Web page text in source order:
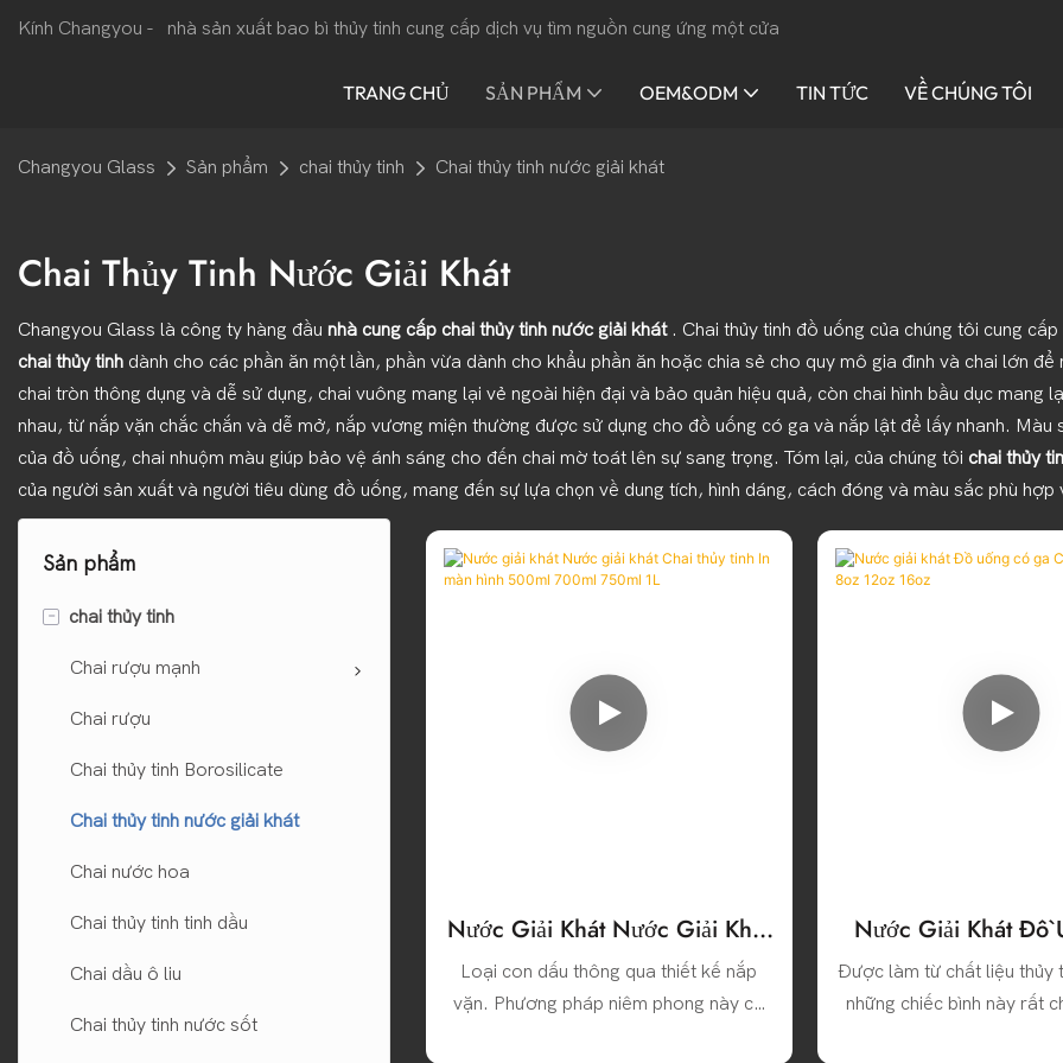
Kính Changyou - nhà sản xuất bao bì thủy tinh cung cấp dịch vụ tìm nguồn cung ứng một cửa
TRANG CHỦ SẢN PHẨM OEM&ODM TIN TỨC VỀ CHÚNG TÔI
Changyou Glass Sản phẩm chai thủy tinh Chai thủy tinh nước giải khát
Chai Thủy Tinh Nước Giải Khát
Changyou Glass là công ty hàng đầu nhà cung cấp chai thủy tinh nước giải khát . Chai thủy tinh đồ uống của chúng tôi cung
chai thủy tinh dành cho các phần ăn một lần, phần vừa dành cho khẩu phần ăn hoặc chia sẻ cho quy mô gia đình và chai lớn
chai tròn thông dụng và dễ sử dụng, chai vuông mang lại vẻ ngoài hiện đại và bảo quản hiệu quả, còn chai hình bầu dục
nhau, từ nắp vặn chắc chắn và dễ mở, nắp vương miện thường được sử dụng cho đồ uống có ga và nắp lật để lấy nhanh.
của đồ uống, chai nhuộm màu giúp bảo vệ ánh sáng cho đến chai mờ toát lên sự sang trọng. Tóm lại, của chúng tôi chai thủy
của người sản xuất và người tiêu dùng đồ uống, mang đến sự lựa chọn về dung tích, hình dáng, cách đóng và màu sắc phù hợp
Sản phẩm
- chai thủy tinh
Chai rượu mạnh
Chai rượu
Chai thủy tinh Borosilicate
Chai thủy tinh nước giải khát
Chai nước hoa
Chai thủy tinh tinh dầu
Chai dầu ô liu
Chai thủy tinh nước sốt
Nước Giải Khát Nước Giải Khát
Chai Thủy Tinh In Màn Hình
500ml 700ml 750ml 1L
Loại con dấu thông qua thiết kế nắp
vặn. Phương pháp niêm phong này có
Nước Giải Khát Đồ
Ga Chai Thủy Tinh
16oz
Được làm từ chất liệu thủy
những chiếc bình này rất